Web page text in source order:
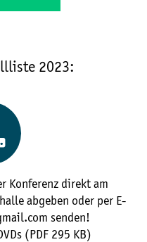
2023:
Konferenz direkt am
abgeben oder per E-
senden!
(PDF 295 KB)